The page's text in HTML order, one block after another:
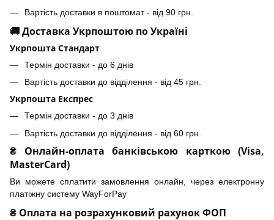
Вартість доставки в поштомат - від 90 грн.
🚚 Доставка Укрпоштою по Україні
Укрпошта Стандарт
Термін доставки - до 6 днів
Вартість доставки до відділення - від 45 грн.
Укрпошта Експрес
Термін доставки - до 3 днів
Вартість доставки до відділення - від 60 грн.
₴ Онлайн-оплата банківською карткою (Visa,
MasterCard)
Ви можете сплатити замовлення онлайн, через електронну
платіжну систему WayForPay
₴ Оплата на розрахунковий рахунок ФОП